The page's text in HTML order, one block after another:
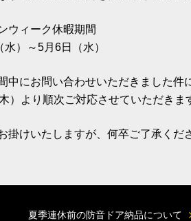
ウィーク休暇期間
）～5月6日（水）
中にお問い合わせいただきました件
）より順次ご対応させていただきま
掛けいたしますが、何卒ご了承くだ
夏季連休前の防音ドア納品について